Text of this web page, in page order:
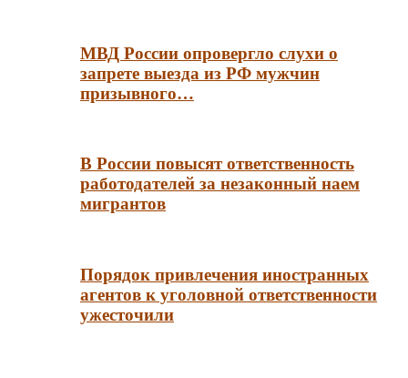
МВД России опровергло слухи о
запрете выезда из РФ мужчин
призывного…
В России повысят ответственность
работодателей за незаконный наем
мигрантов
Порядок привлечения иностранных
агентов к уголовной ответственности
ужесточили